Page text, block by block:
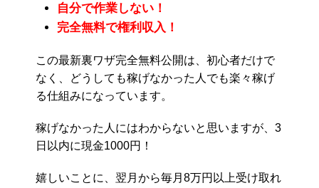
自分で作業しない！
完全無料で権利収入！
この最新裏ワザ完全無料公開は、初心者だけで
なく、どうしても稼げなかった人でも楽々稼げ
る仕組みになっています。
稼げなかった人にはわからないと思いますが、3
日以内に現金1000円！
嬉しいことに、翌月から毎月8万円以上受け取れ